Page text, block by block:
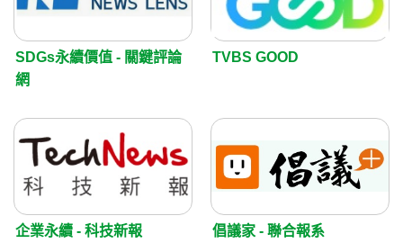
SDGs永續價值 - 關鍵評論
網
TVBS GOOD
企業永續 - 科技新報 倡議家 - 聯合報系